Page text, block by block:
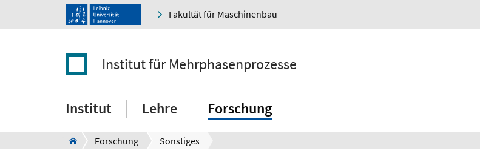
Fakultät für Maschinenbau
Institut für Mehrphasenprozesse
Institut Lehre Forschung
Forschung Sonstiges